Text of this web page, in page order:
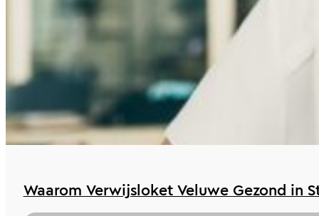
Waarom Verwijsloket Veluwe Gezond in